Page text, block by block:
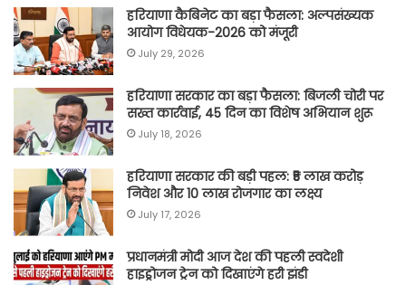
हरियाणा कैबिनेट का बड़ा फैसला: अल्पसंख्यक
आयोग विधेयक-2026 को मंजूरी
July 29, 2026
हरियाणा सरकार का बड़ा फैसला: बिजली चोरी पर
सख्त कार्रवाई, 45 दिन का विशेष अभियान शुरू
July 18, 2026
हरियाणा सरकार की बड़ी पहल: ₹5 लाख करोड़
निवेश और 10 लाख रोजगार का लक्ष्य
July 17, 2026
प्रधानमंत्री मोदी आज देश की पहली स्वदेशी
हाइड्रोजन ट्रेन को दिखाएंगे हरी झंडी